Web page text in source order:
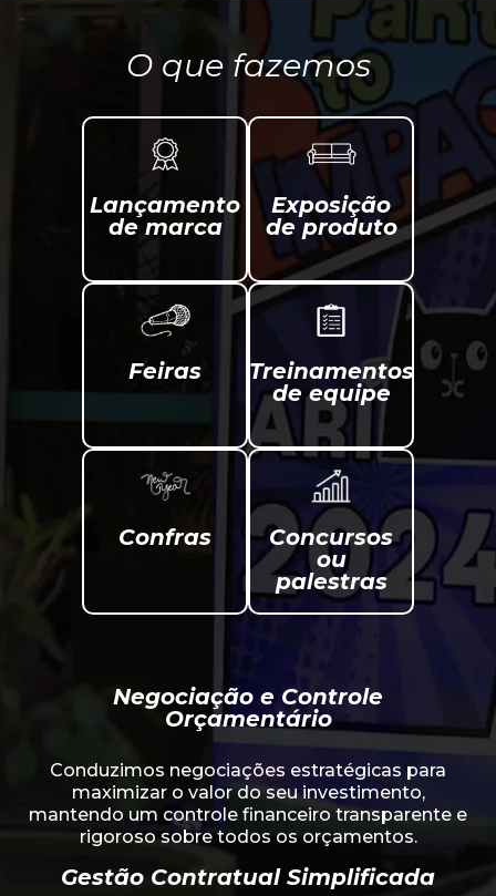
O que fazemos
Lançamento
de marca
Exposição
de produto
Feiras
Treinamentos
de equipe
Confras
Concursos
ou
palestras
Negociação e Controle
Orçamentário
Conduzimos negociações estratégicas para
maximizar o valor do seu investimento,
mantendo um controle financeiro transparente e
rigoroso sobre todos os orçamentos.
Gestão Contratual Simplificada